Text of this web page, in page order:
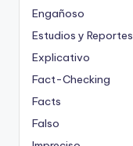
Engañoso
Estudios y Reportes
Explicativo
Fact-Checking
Facts
Falso